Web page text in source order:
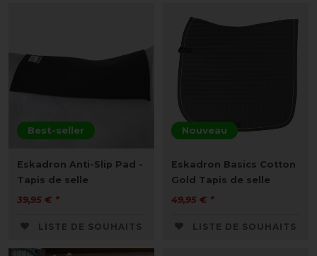
Best-seller
Eskadron Anti-Slip Pad -
Tapis de selle
39,95 € *
LISTE DE SOUHAITS
Nouveau
Eskadron Basics Cotton
Gold Tapis de selle
49,95 € *
LISTE DE SOUHAITS